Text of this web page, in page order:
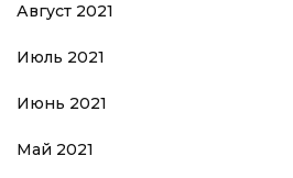
Август 2021
Июль 2021
Июнь 2021
Май 2021